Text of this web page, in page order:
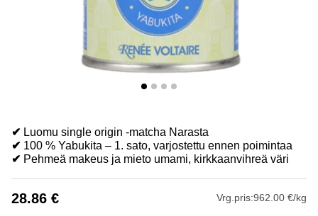
✔ Luomu single origin -matcha Narasta
✔ 100 % Yabukita – 1. sato, varjostettu ennen poimintaa
✔ Pehmeä makeus ja mieto umami, kirkkaanvihreä väri
28.86 € Vrg.pris:962.00 €/kg